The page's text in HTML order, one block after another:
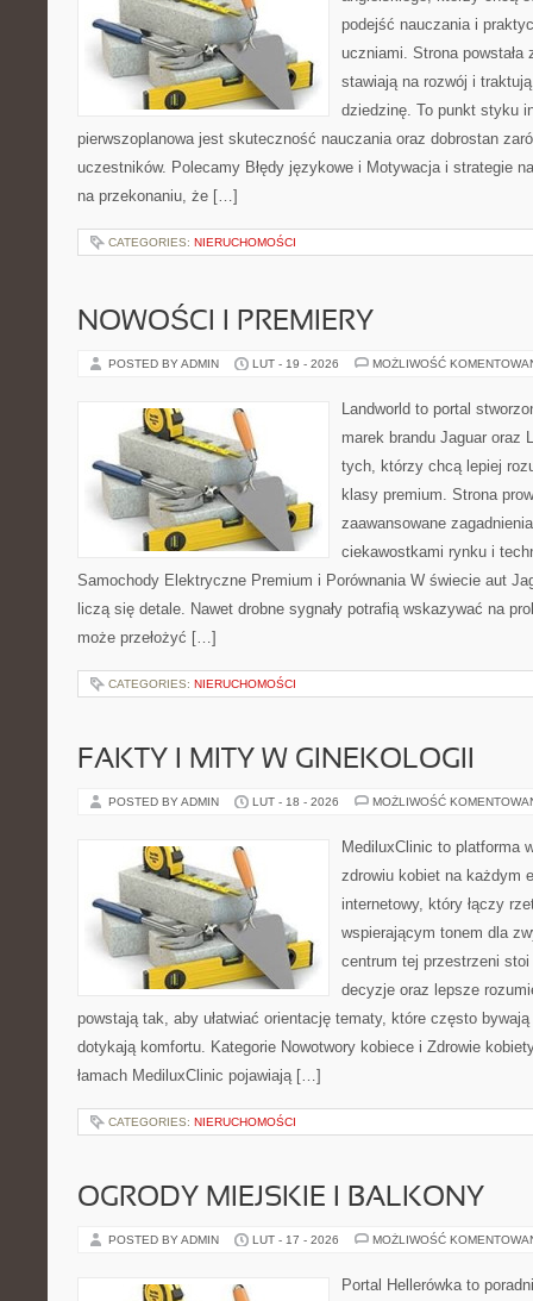
podejść nauczania i
uczniami. Strona
stawiają na rozwój i
dziedzinę. To punkt styku
pierwszoplanowa jest skuteczność nauczania oraz dobrostan
uczestników. Polecamy Błędy językowe i Motywacja i strategie
na przekonaniu, że […]
CATEGORIES: NIERUCHOMOŚCI
NOWOŚCI I PREMIERY
POSTED BY ADMIN LUT - 19 - 2026 MOŻLIWOŚĆ
Landworld to portal
marek brandu Jaguar oraz
tych, którzy chcą lepiej
klasy premium. Strona
zaawansowane
ciekawostkami rynku i
Samochody Elektryczne Premium i Porównania W świecie aut
liczą się detale. Nawet drobne sygnały potrafią wskazywać na
może przełożyć […]
CATEGORIES: NIERUCHOMOŚCI
FAKTY I MITY W GINEKOLOGII
POSTED BY ADMIN LUT - 18 - 2026 MOŻLIWOŚĆ
MediluxClinic to platforma
zdrowiu kobiet na każdym
internetowy, który łączy
wspierającym tonem dla
centrum tej przestrzeni
decyzje oraz lepsze
powstają tak, aby ułatwiać orientację tematy, które często
dotykają komfortu. Kategorie Nowotwory kobiece i Zdrowie
łamach MediluxClinic pojawiają […]
CATEGORIES: NIERUCHOMOŚCI
OGRODY MIEJSKIE I BALKONY
POSTED BY ADMIN LUT - 17 - 2026 MOŻLIWOŚĆ
Portal Hellerówka to